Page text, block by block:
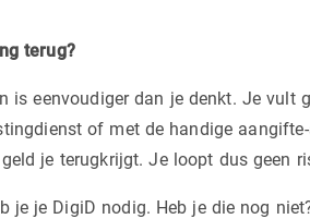
terug?
is eenvoudiger dan je denkt. Je vult
of met de handige
je terugkrijgt. Je loopt dus geen
je je DigiD nodig. Heb je die nog